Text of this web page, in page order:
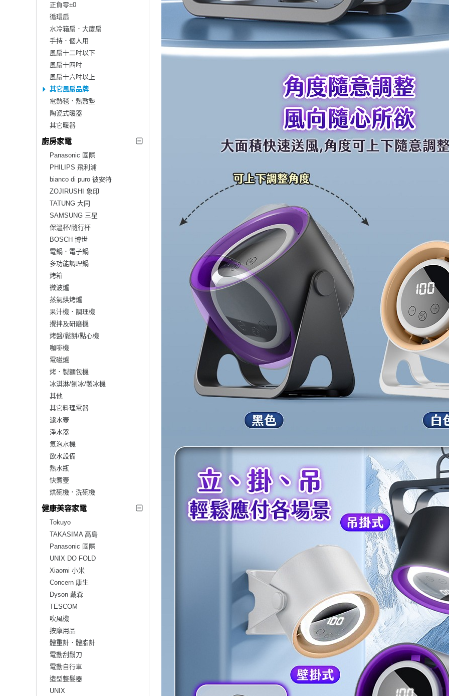
正負零±0
循環扇
水冷箱扇．大廈扇
手持．個人用
風扇十二吋以下
風扇十四吋
風扇十六吋以上
其它風扇品牌
電熱毯．熱敷墊
陶瓷式暖器
其它暖器
廚房家電
Panasonic 國際
PHILIPS 飛利浦
bianco di puro 彼安特
ZOJIRUSHI 象印
TATUNG 大同
SAMSUNG 三星
保溫杯/隨行杯
BOSCH 博世
電鍋．電子鍋
多功能調理鍋
烤箱
微波爐
蒸氣烘烤爐
果汁機．調理機
攪拌及研磨機
烤盤/鬆餅/點心機
咖啡機
電磁爐
烤．製麵包機
冰淇淋/刨冰/製冰機
其他
其它料理電器
濾水壺
淨水器
氣泡水機
飲水設備
熱水瓶
快煮壺
烘碗機．洗碗機
健康美容家電
Tokuyo
TAKASIMA 高島
Panasonic 國際
UNIX DO FOLD
Xiaomi 小米
Concern 康生
Dyson 戴森
TESCOM
吹風機
按摩用品
體重計．體脂計
電動刮鬍刀
電動自行車
造型整髮器
UNIX